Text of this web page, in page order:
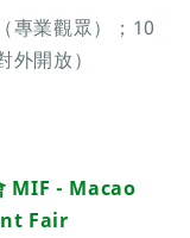
專業觀眾）；10
開放）
MIF - Macao
Fair